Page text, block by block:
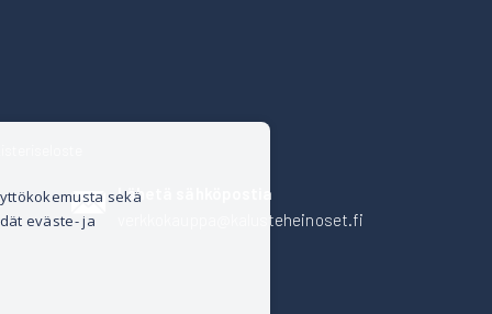
Lähetä sähköpostia
verkkokauppa@kalusteheinoset.fi
sekä
eväste- ja